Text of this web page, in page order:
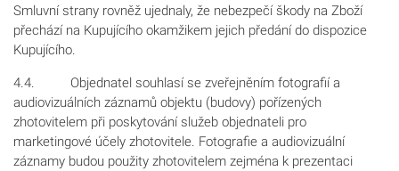
Smluvní strany rovněž ujednaly, že nebezpečí škody na Zboží
přechází na Kupujícího okamžikem jejich předání do dispozice
Kupujícího.
4.4. Objednatel souhlasí se zveřejněním fotografií a
audiovizuálních záznamů objektu (budovy) pořízených
zhotovitelem při poskytování služeb objednateli pro
marketingové účely zhotovitele. Fotografie a audiovizuální
záznamy budou použity zhotovitelem zejména k prezentaci